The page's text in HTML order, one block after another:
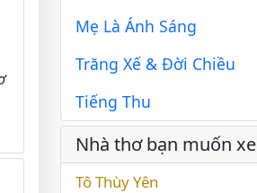
Mẹ Là Ánh Sáng
Trăng Xế & Đời Chiều
Tiếng Thu
Nhà thơ bạn muốn
Tô Thùy Yên